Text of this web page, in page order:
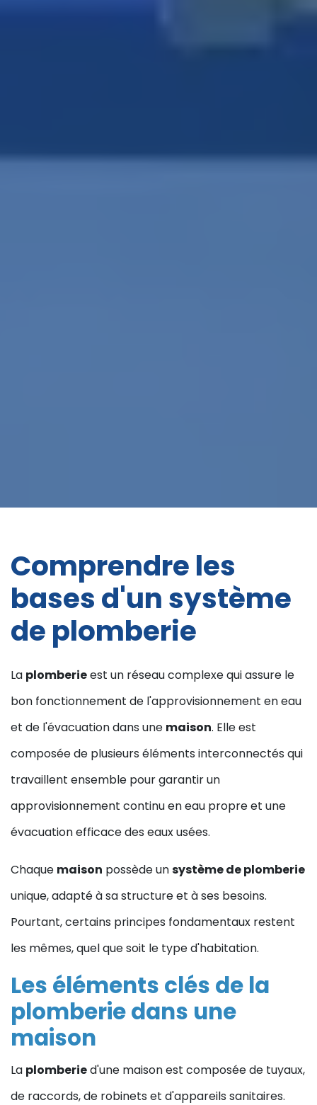
Comprendre les
bases d'un système
de plomberie
La plomberieest un réseau complexe qui assure le
bon fonctionnement de l'approvisionnement en eau
et de l'évacuation dans une maison. Elle est
composée de plusieurs éléments interconnectés qui
travaillent ensemble pour garantir un
approvisionnement continu en eau propre et une
évacuation efficace des eaux usées.
Chaque maison possède unsystème de plomberie
unique, adapté à sa structure et à ses besoins.
Pourtant, certains principes fondamentaux restent
les mêmes, quel que soit le type d'habitation.
Les éléments clés de la
plomberie dans une
maison
La plomberied'une maison est composée de tuyaux,
de raccords, de robinets et d'appareils sanitaires.